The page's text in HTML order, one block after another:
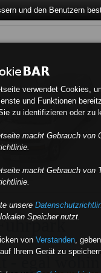
- egal wohin!
verwendet Cookies,
und Funktionen
zu identifizieren oder zu
macht Gebrauch von
macht Gebrauch von
unsere
Speicher nutzt.
von Verstanden,
Ihrem Gerät zu
und den Benutzern